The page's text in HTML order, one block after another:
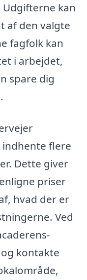
Udgifterne kan
af den valgte
fagfolk kan
i arbejdet,
spare dig
indhente flere
Dette giver
priser
hvad der er
Ved
kontakte